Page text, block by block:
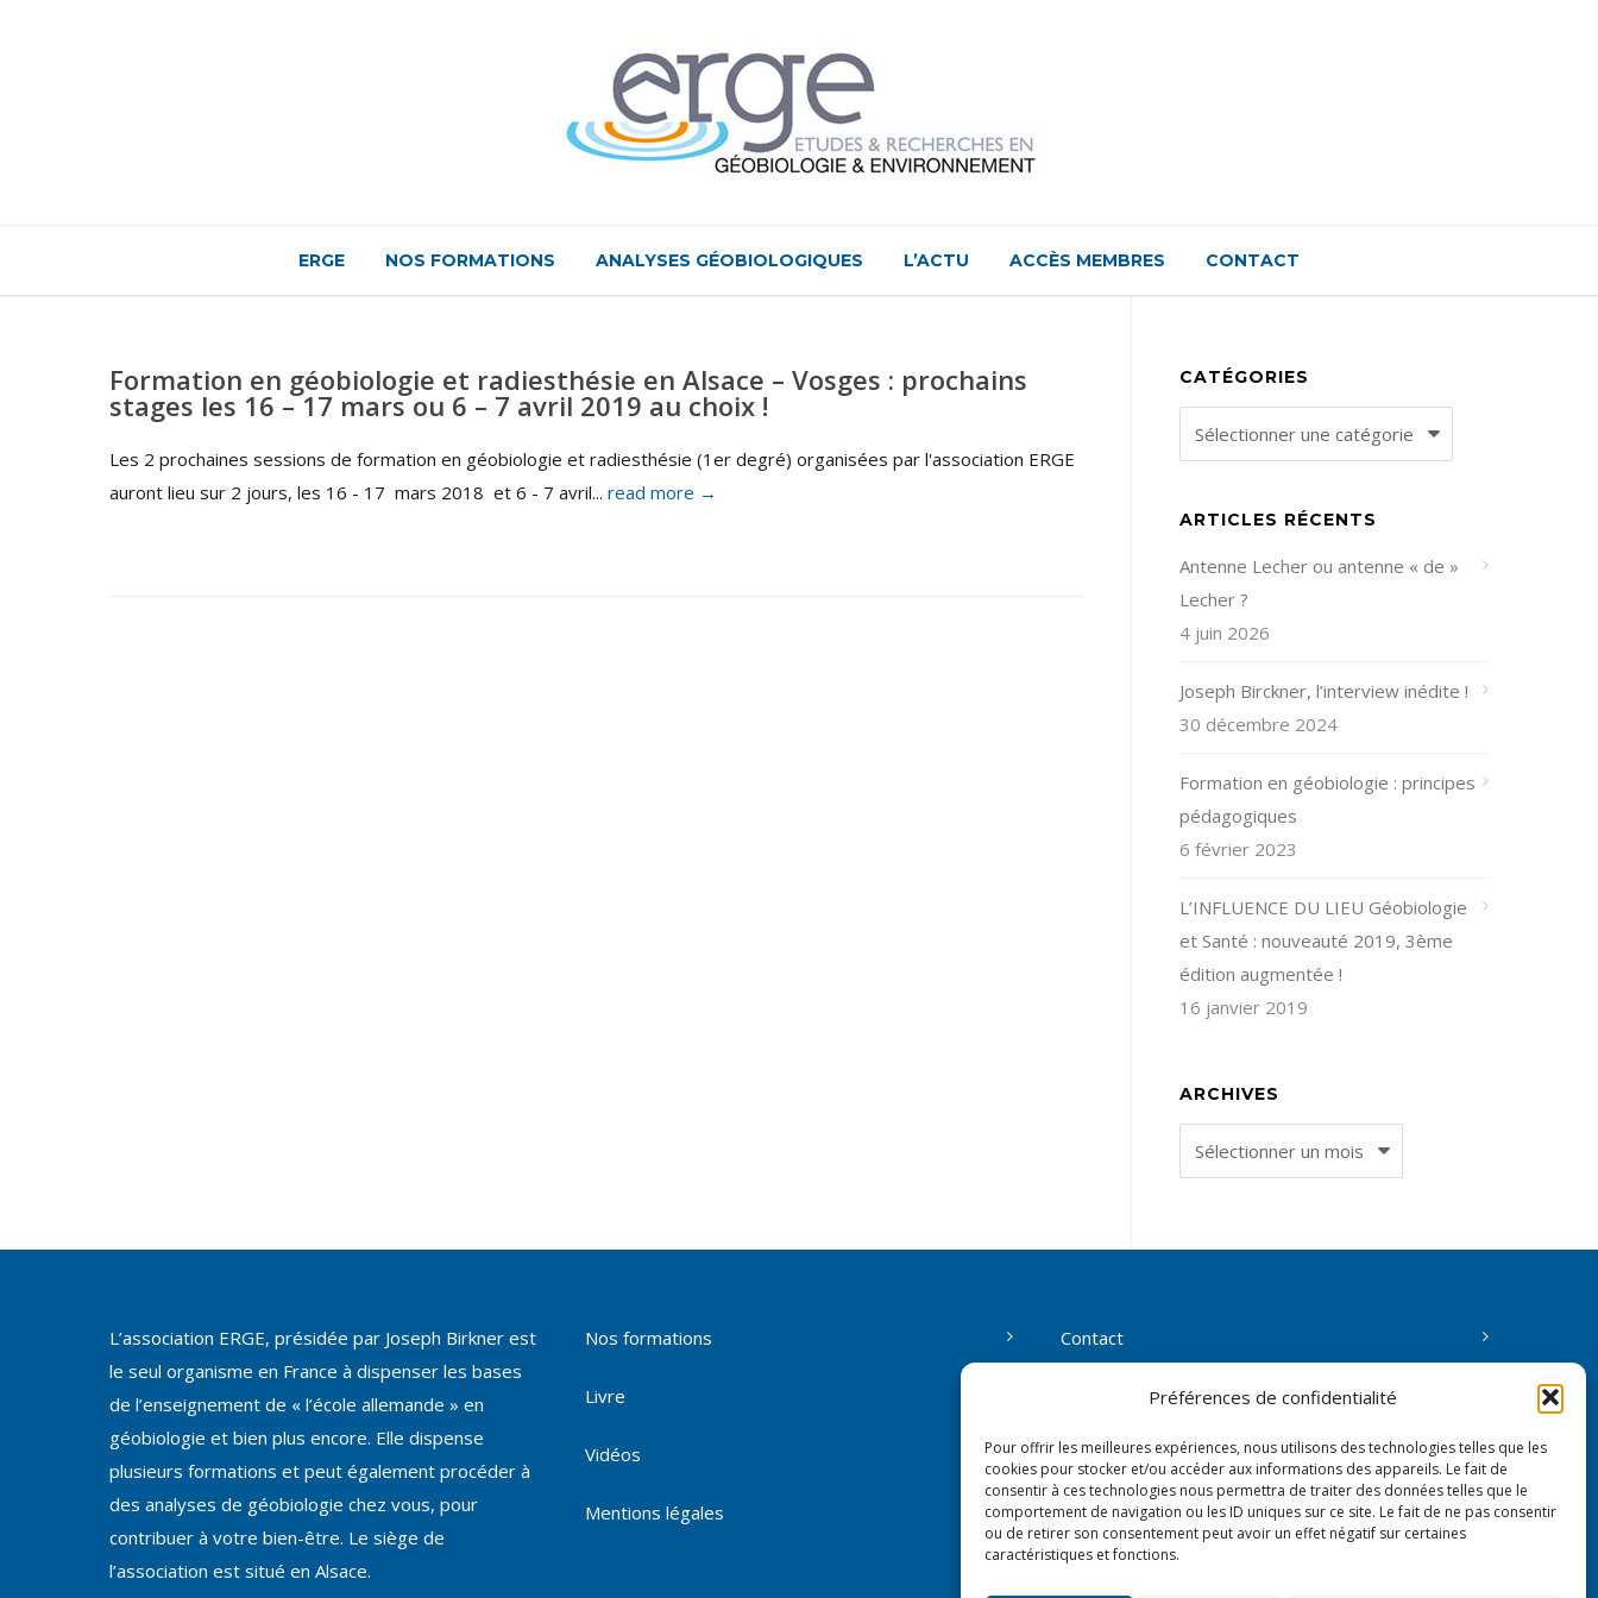
Préférences de confidentialité
Pour offrir les meilleures expériences, nous utilisons des technologies telles que les
cookies pour stocker et/ou accéder aux informations des appareils. Le fait de
consentir à ces technologies nous permettra de traiter des données telles que le
comportement de navigation ou les ID uniques sur ce site. Le fait de ne pas consentir
ou de retirer son consentement peut avoir un effet négatif sur certaines
caractéristiques et fonctions.
ERGE NOS FORMATIONS ANALYSES GÉOBIOLOGIQUES L’ACTU ACCÈS MEMBRES CONTACT
Formation en géobiologie et radiesthésie en Alsace – Vosges : prochains
stages les 16 – 17 mars ou 6 – 7 avril 2019 au choix !
Les 2 prochaines sessions de formation en géobiologie et radiesthésie (1er degré) organisées par l'association ERGE
auront lieu sur 2 jours, les 16 - 17 mars 2018 et 6 - 7 avril... read more →
CATÉGORIES
Catégories
ARTICLES RÉCENTS
Antenne Lecher ou antenne « de »
Lecher ?
4 juin 2026
Joseph Birckner, l’interview inédite !
30 décembre 2024
Formation en géobiologie : principes
pédagogiques
6 février 2023
L’INFLUENCE DU LIEU Géobiologie
et Santé : nouveauté 2019, 3ème
édition augmentée !
16 janvier 2019
ARCHIVES
Archives
L’association ERGE, présidée par Joseph Birkner est
le seul organisme en France à dispenser les bases
de l’enseignement de « l’école allemande » en
géobiologie et bien plus encore. Elle dispense
plusieurs formations et peut également procéder à
des analyses de géobiologie chez vous, pour
contribuer à votre bien-être. Le siège de
l’association est situé en Alsace.
Nos formations
Livre
Vidéos
Mentions légales
Contact
L’association
Accès membres
Politique de confidentialité